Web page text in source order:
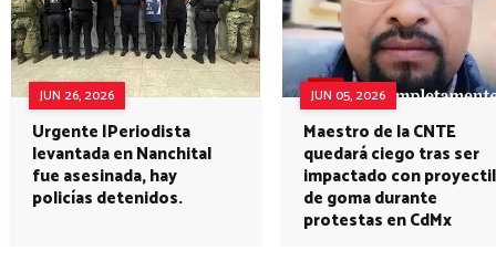
JUN 26, 2026
Urgente |Periodista
levantada en Nanchital
fue asesinada, hay
policías detenidos.
JUN 05, 2026
Maestro de la CNTE
quedará ciego tras ser
impactado con proyectil
de goma durante
protestas en CdMx